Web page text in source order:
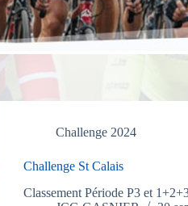
Challenge 2024
Challenge St Calais
Classement Période P3 et